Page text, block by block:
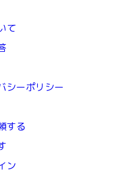
て
シーポリシー
する
ン